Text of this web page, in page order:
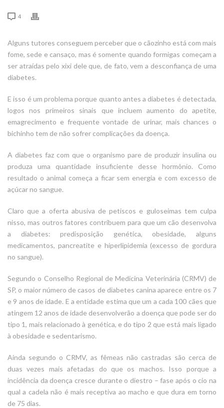
4
Alguns tutores conseguem perceber que o cãozinho está com mais
fome, sede e cansaço, mas é somente quando formigas começam a
ser atraídas pelo xixi dele que, de fato, vem a desconfiança de uma
diabetes.
E isso é um problema porque quanto antes a diabetes é detectada,
logos nos primeiros sinais que incluem aumento do apetite,
emagrecimento e frequente vontade de urinar, mais chances o
bichinho tem de não sofrer complicações da doença.
A diabetes faz com que o organismo pare de produzir insulina ou
produza uma quantidade insuficiente desse hormônio. Como
resultado o animal começa a ficar sem energia e com excesso de
açúcar no sangue.
Claro que a oferta abusiva de petiscos e guloseimas tem culpa
nisso, mas outros fatores contribuem para que um cão desenvolva
a diabetes: predisposição genética, obesidade, alguns
medicamentos, pancreatite e hiperlipidemia (excesso de gordura
no sangue).
Segundo o Conselho Regional de Medicina Veterinária (CRMV) de
SP, o maior número de casos de diabetes canina aparece entre os 7
e 9 anos de idade. E a entidade estima que um a cada 100 cães que
atingem 12 anos de idade desenvolverão a doença que pode ser do
tipo 1, mais relacionado à genética, e do tipo 2 que está mais ligado
à obesidade e sedentarismo.
Ainda segundo o CRMV, as fêmeas não castradas são cerca de
duas vezes mais afetadas do que os machos. Isso porque a
incidência da doença cresce durante o diestro – fase após o cio na
qual a cadela não é mais receptiva ao macho e que dura em torno
de 75 dias.